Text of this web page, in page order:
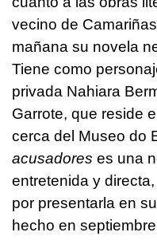
vecino de
mañana su novela
Tiene como
privada Nahiara
Garrote, que reside
cerca del Museo do
acusadores es una
entretenida y
por presentarla en
hecho en